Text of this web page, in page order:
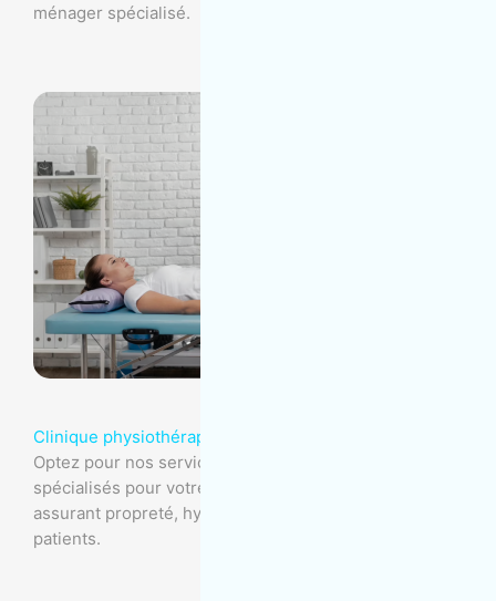
ménager spécialisé.
Clinique physiothérapie
Optez pour nos services d'entretien ménager
spécialisés pour votre clinique de physiothérapie,
assurant propreté, hygiène et protection de vos
patients.